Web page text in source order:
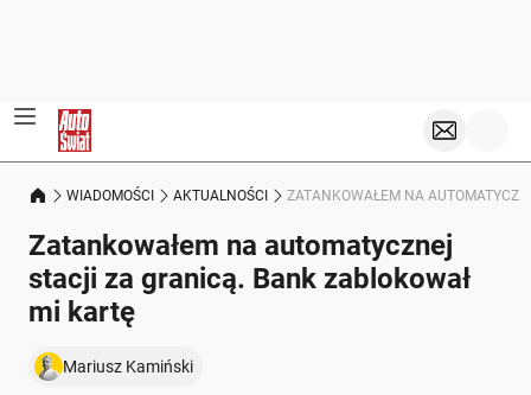
WIADOMOŚCI AKTUALNOŚCI ZATANKOWAŁEM NA
Zatankowałem na automatycznej
stacji za granicą. Bank zablokował
mi kartę
Mariusz Kamiński